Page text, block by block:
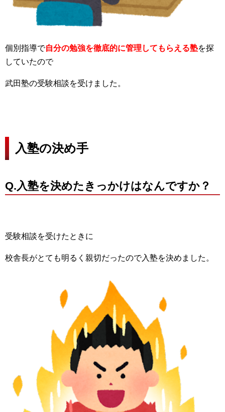
個別指導で自分の勉強を徹底的に管理してもらえる塾を探
していたので
武田塾の受験相談を受けました。
入塾の決め手
Q.入塾を決めたきっかけはなんですか？
受験相談を受けたときに
校舎長がとても明るく親切だったので入塾を決めました。